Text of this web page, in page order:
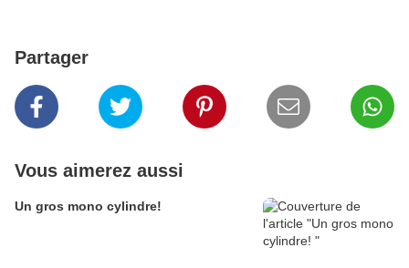
Partager
Vous aimerez aussi
Un gros mono cylindre!